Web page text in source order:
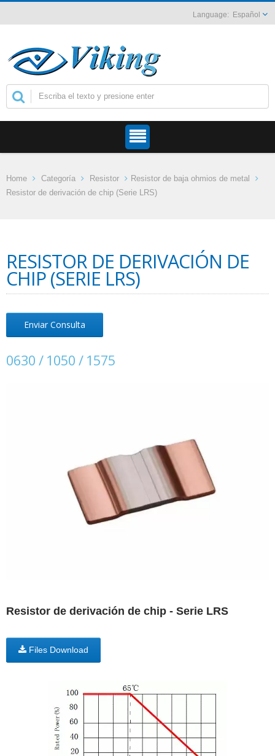
Español
Home Categoría Resistor
Resistor de baja ohmios de metal
Resistor de derivación de chip (Serie LRS)
RESISTOR DE DERIVACIÓN DE
CHIP (SERIE LRS)
Enviar Consulta
0630 / 1050 / 1575
Resistor de derivación de chip - Serie LRS
Files Download